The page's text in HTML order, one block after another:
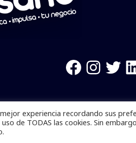
derechos reservados. Se
Desarrollado
experiencia recordando sus
de TODAS las cookies. Sin